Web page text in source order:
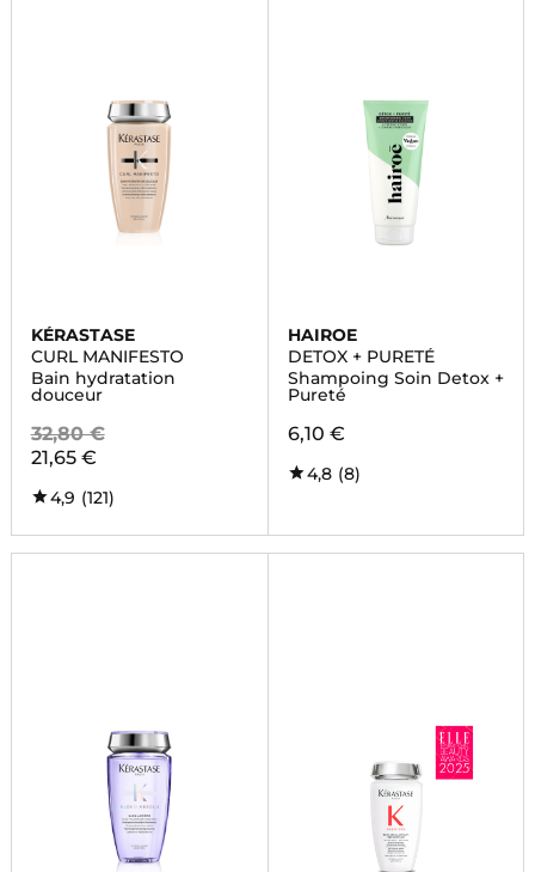
KÉRASTASE
CURL MANIFESTO
Bain hydratation
douceur
32,80 €
21,65 €
4,9 (121)
HAIROE
DETOX + PURETÉ
Shampoing Soin Detox +
Pureté
6,10 €
4,8 (8)